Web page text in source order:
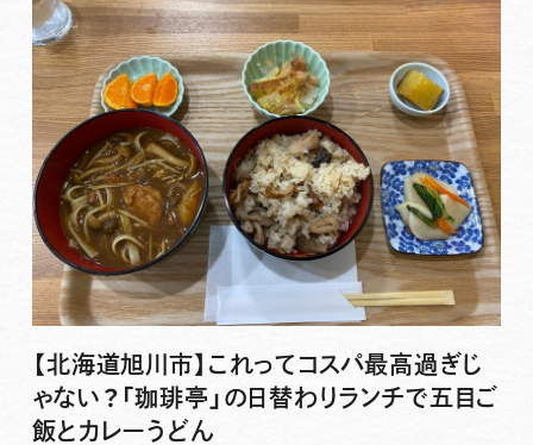
【北海道旭川市】これってコスパ最高過ぎじ
ゃない？「珈琲亭」の日替わりランチで五目ご
飯とカレーうどん